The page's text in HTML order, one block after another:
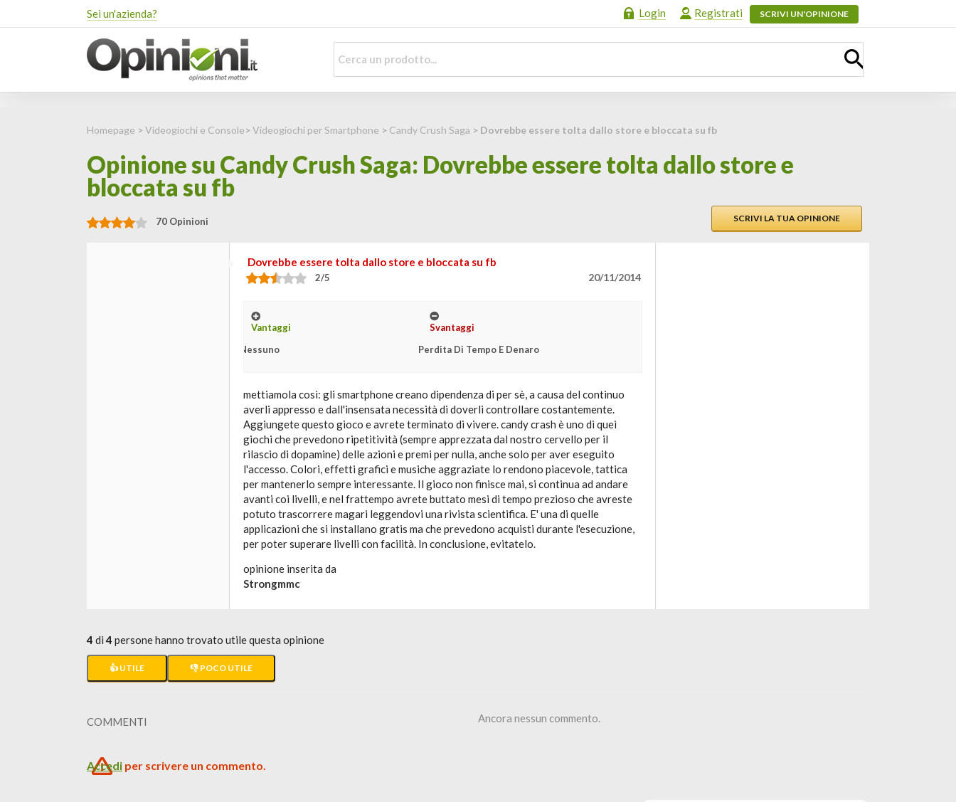
Sei un'azienda? Login Registrati SCRIVI UN'OPINIONE
Homepage >Videogiochi e Console>Videogiochi per Smartphone > Candy Crush Saga > Dovrebbe essere tolta dallo store e bloccata su fb
Opinione su Candy Crush Saga: Dovrebbe essere tolta dallo store e
bloccata su fb
70 Opinioni SCRIVI LA TUA OPINIONE
Dovrebbe essere tolta dallo store e bloccata su fb
2/5 20/11/2014
Vantaggi
Nessuno
Svantaggi
Perdita Di Tempo E Denaro
mettiamola così: gli smartphone creano dipendenza di per sè, a causa del continuo
averli appresso e dall'insensata necessità di doverli controllare costantemente.
Aggiungete questo gioco e avrete terminato di vivere. candy crash è uno di quei
giochi che prevedono ripetitività (sempre apprezzata dal nostro cervello per il
rilascio di dopamine) delle azioni e premi per nulla, anche solo per aver eseguito
l'accesso. Colori, effetti grafici e musiche aggraziate lo rendono piacevole, tattica
per mantenerlo sempre interessante. Il gioco non finisce mai, si continua ad andare
avanti coi livelli, e nel frattempo avrete buttato mesi di tempo prezioso che avreste
potuto trascorrere magari leggendovi una rivista scientifica. E' una di quelle
applicazioni che si installano gratis ma che prevedono acquisti durante l'esecuzione,
per poter superare livelli con facilità. In conclusione, evitatelo.
opinione inserita da
Strongmmc
4 di4 persone hanno trovato utile questa opinione
👍 UTILE 👎 POCO UTILE
COMMENTI Ancora nessun commento.
Accedi per scrivere un commento.